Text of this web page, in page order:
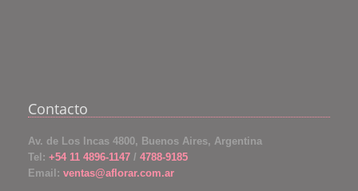
Contacto
Av. de Los Incas 4800, Buenos Aires, Argentina
Tel: +54 11 4896-1147 / 4788-9185
Email: ventas@aflorar.com.ar